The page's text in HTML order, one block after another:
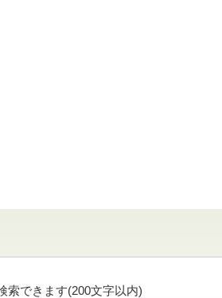
索できます(200文字以内)